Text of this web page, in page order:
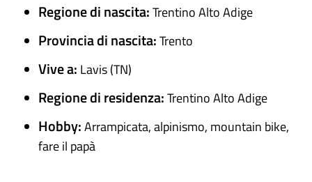
Regione di nascita:Trentino Alto Adige
Provincia di nascita:Trento
Vive a: Lavis (TN)
Regione di residenza:Trentino Alto Adige
Hobby:Arrampicata, alpinismo, mountain bike,
fare il papà